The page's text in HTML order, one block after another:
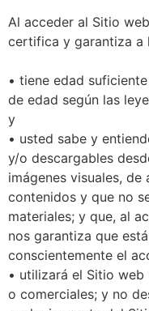
Al acceder al Sitio
certifica y garantiza a
• tiene edad
de edad según las
y
• usted sabe y
y/o descargables
imágenes visuales,
contenidos y que no
materiales; y que, al
nos garantiza que
conscientemente el
• utilizará el Sitio web
o comerciales; y no